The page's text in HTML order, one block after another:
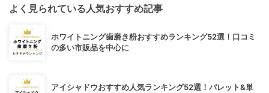
よく見られている人気おすすめ記事
ホワイトニング歯磨き粉おすすめランキング52選！口コミ
の多い市販品を中心に
アイシャドウおすすめ人気ランキング52選！パレット&単